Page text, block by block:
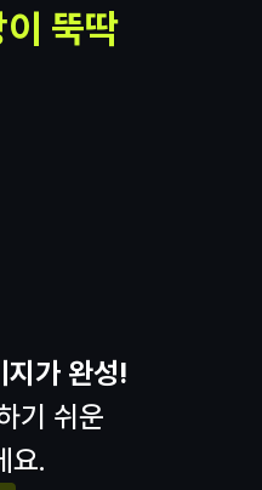
뚝딱
지가 완성!
기 쉬운
요.